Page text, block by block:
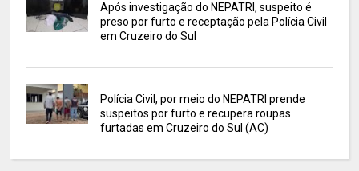
Após investigação do NEPATRI, suspeito é
preso por furto e receptação pela Polícia Civil
em Cruzeiro do Sul
Polícia Civil, por meio do NEPATRI prende
suspeitos por furto e recupera roupas
furtadas em Cruzeiro do Sul (AC)